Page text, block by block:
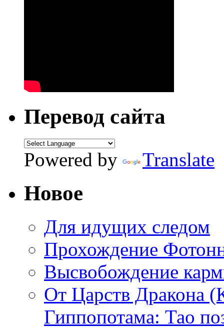
Перевод сайта
Powered by Translate
Новое
Для идущих следом
Прохождение
Высвобождение
От Царств Дракона
Гиппопотама: Тао